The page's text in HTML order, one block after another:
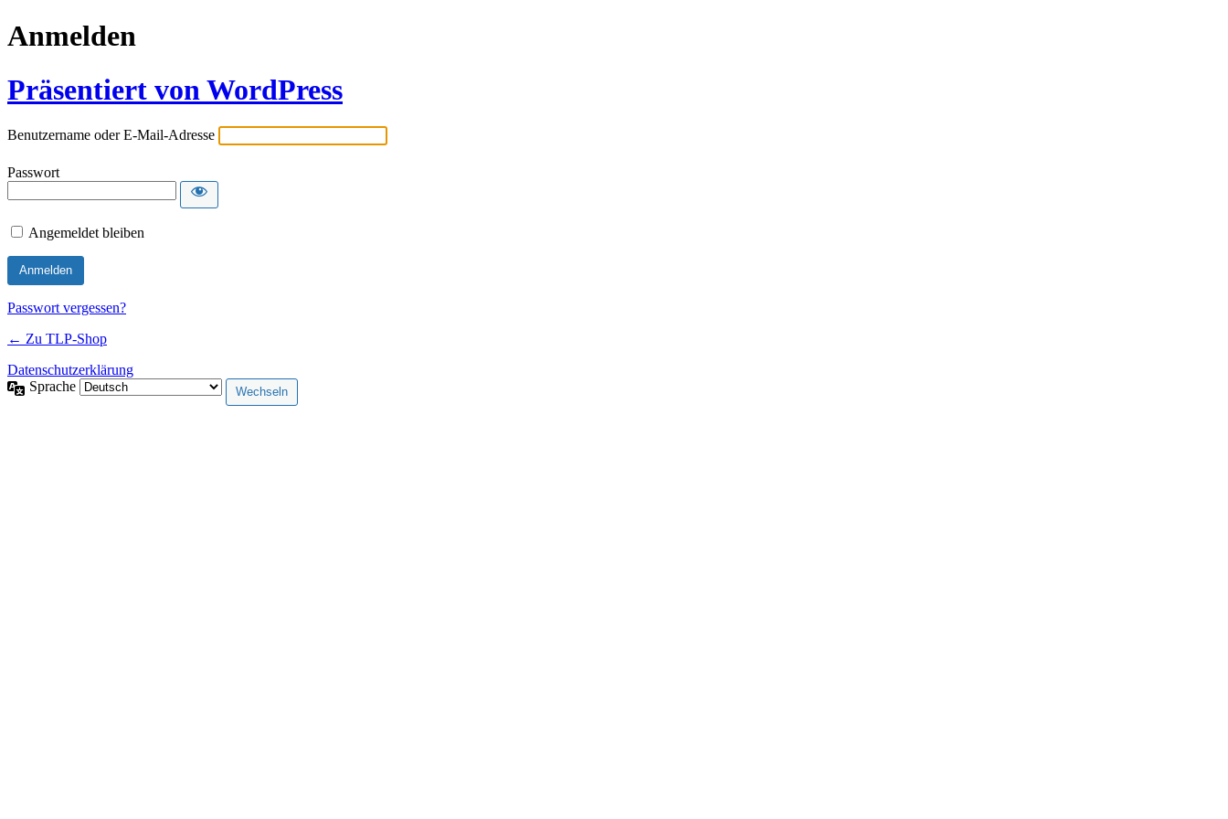
Anmelden
Präsentiert von WordPress
Benutzername oder E-Mail-Adresse
Passwort
Angemeldet bleiben
Passwort vergessen?
← Zu TLP-Shop
Datenschutzerklärung
Sprache